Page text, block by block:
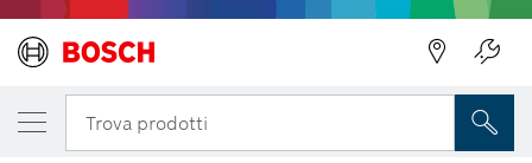
Trova prodotti
LA TUA VARIANTE SELEZIONATA
Lama raschietto SM 60 HMS
2 608 691 012